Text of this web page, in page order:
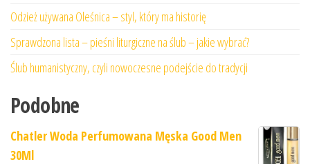
Odzież używana Oleśnica – styl, który ma historię
Sprawdzona lista – pieśni liturgiczne na ślub – jakie wybrać?
Ślub humanistyczny, czyli nowoczesne podejście do tradycji
Podobne
Chatler Woda Perfumowana Męska Good Men
30Ml